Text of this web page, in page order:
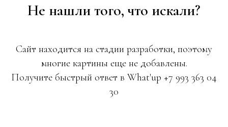
Не нашли того, что искали?
Сайт находится на стадии разработки, поэтому
многие картины еще не добавлены.
Получите быстрый ответ в What'up +7 993 363 04
30